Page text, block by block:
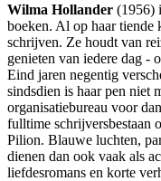
Wilma Hollander (1956)
boeken. Al op haar tiende
schrijven. Ze houdt van
genieten van iedere dag -
Eind jaren negentig
sindsdien is haar pen niet
organisatiebureau voor
fulltime schrijversbestaan
Pilion. Blauwe luchten,
dienen dan ook vaak als
liefdesromans en korte